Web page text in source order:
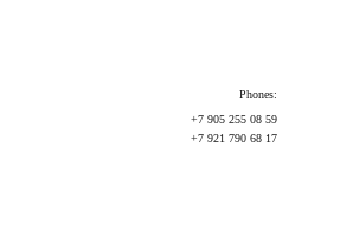
Phones:
+7 905 255 08 59
+7 921 790 68 17